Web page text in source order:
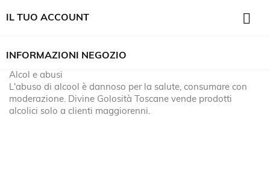
IL TUO ACCOUNT 
INFORMAZIONI NEGOZIO
Alcol e abusi
L'abuso di alcool è dannoso per la salute, consumare con
moderazione. Divine Golosità Toscane vende prodotti
alcolici solo a clienti maggiorenni.